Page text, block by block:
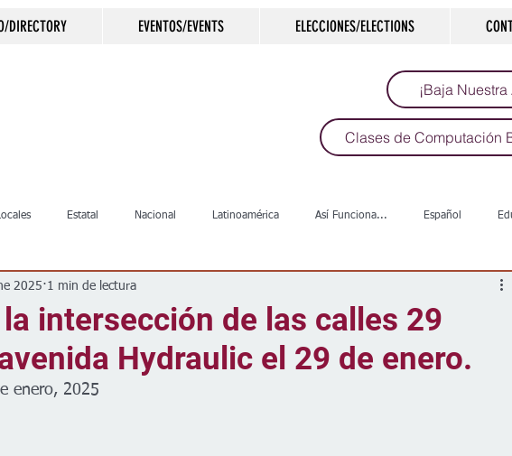
DIRECTORY EVENTOS/EVENTS ELECCIONES/ELECTIONS
¡Baja
Clases de Computación
Estatal Nacional Latinoamérica Así Funciona... Español
Salud Arte & Cultura
Escuelas Calles Desamparados Carreteras Comunidad Historias que
intersección de las calles 29
Hydraulic el 29 de enero.
2025 1 min de lectura
enero, 2025